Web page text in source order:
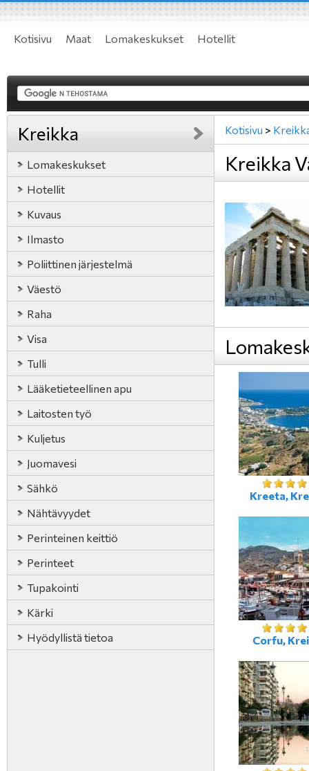
Kotisivu Maat Lomakeskukset Hotellit
Kreikka
Lomakeskukset
Hotellit
Kuvaus
Ilmasto
Poliittinen järjestelmä
Väestö
Raha
Visa
Tulli
Lääketieteellinen apu
Laitosten työ
Kuljetus
Juomavesi
Sähkö
Nähtävyydet
Perinteinen keittiö
Perinteet
Tupakointi
Kärki
Hyödyllistä tietoa
Kotisivu >
Kreikka
Kreeta,
Corfu,